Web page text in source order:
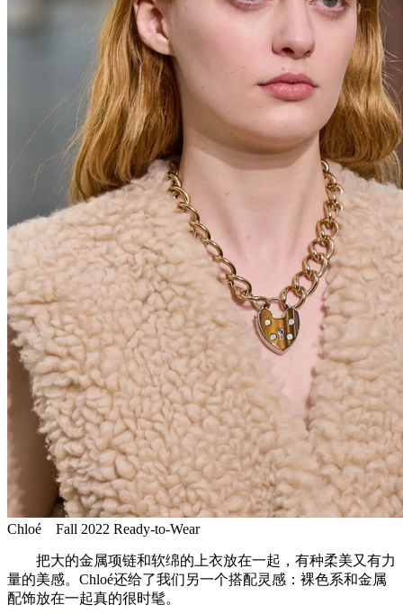
Chloé Fall 2022 Ready-to-Wear
把大的金属项链和软绵的上衣放在一起，有种柔美又有力
量的美感。Chloé还给了我们另一个搭配灵感：裸色系和金属
配饰放在一起真的很时髦。